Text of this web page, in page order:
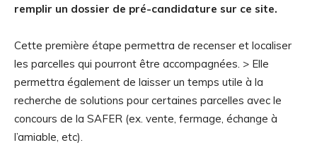
remplir un dossier de pré-candidature sur ce site.
Cette première étape permettra de recenser et localiser
les parcelles qui pourront être accompagnées. > Elle
permettra également de laisser un temps utile à la
recherche de solutions pour certaines parcelles avec le
concours de la SAFER (ex. vente, fermage, échange à
l’amiable, etc).